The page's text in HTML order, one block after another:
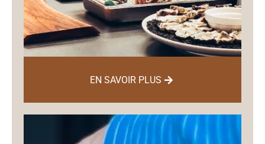
EN SAVOIR PLUS